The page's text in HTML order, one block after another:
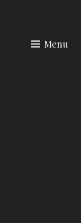
Menu